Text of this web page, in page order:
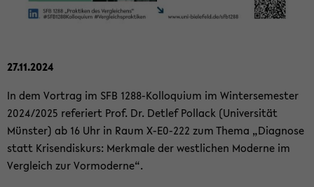
27.11.2024
In dem Vor­trag im SFB 1288-​Kolloquium im Win­ter­se­mes­ter
2024/2025 re­fe­riert Prof. Dr. Det­lef Pol­lack (Uni­ver­si­tät
Müns­ter) ab 16 Uhr in Raum X-​E0-222 zum Thema „Dia­gno­se
statt Kri­sen­dis­kurs: Merk­ma­le der west­li­chen Mo­der­ne im
Ver­gleich zur Vor­mo­der­ne“.